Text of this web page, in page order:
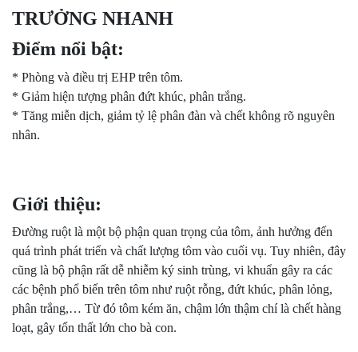
TRƯỞNG NHANH
Điểm nổi bật:
* Phòng và điều trị EHP trên tôm.
* Giảm hiện tượng phân đứt khúc, phân trắng.
* Tăng miễn dịch, giảm tỷ lệ phân đàn và chết không rõ nguyên
nhân.
Giới thiệu:
Đường ruột là một bộ phận quan trọng của tôm, ảnh hưởng đến
quá trình phát triển và chất lượng tôm vào cuối vụ. Tuy nhiên, đây
cũng là bộ phận rất dễ nhiễm ký sinh trùng, vi khuẩn gây ra các
các bệnh phổ biến trên tôm như ruột rỗng, đứt khúc, phân lỏng,
phân trắng,… Từ đó tôm kém ăn, chậm lớn thậm chí là chết hàng
loạt, gây tổn thất lớn cho bà con.